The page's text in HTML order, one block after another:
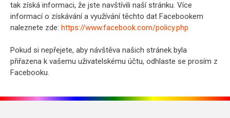
tak získá informaci, že jste navštívili naší stránku. Více
informací o získávání a využívání těchto dat Facebookem
naleznete zde: https://www.facebook.com/policy.php
Pokud si nepřejete, aby návštěva našich stránek byla
přiřazena k vašemu uživatelskému účtu, odhlaste se prosím z
Facebooku.